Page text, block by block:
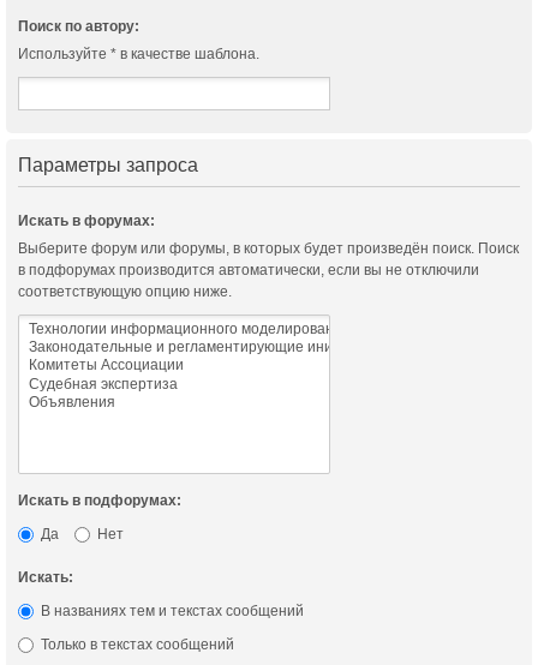
Поиск по автору:
Используйте * в качестве шаблона.
Параметры запроса
Искать в форумах:
Выберите форум или форумы, в которых будет произведён поиск. Поиск
в подфорумах производится автоматически, если вы не отключили
соответствующую опцию ниже.
Искать в подфорумах:
Да
Нет
Искать:
В названиях тем и текстах сообщений
Только в текстах сообщений